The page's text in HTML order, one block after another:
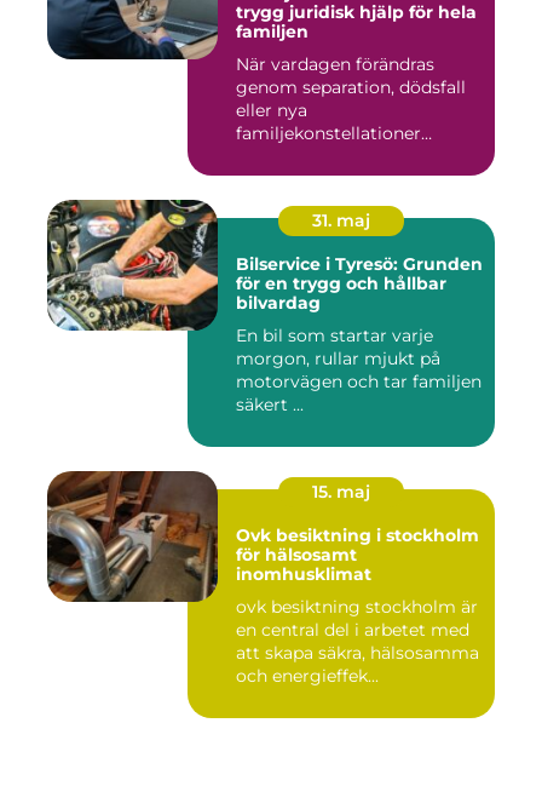
trygg juridisk hjälp för hela
familjen
När vardagen förändras
genom separation, dödsfall
eller nya
familjekonstellationer
31. maj
Bilservice i Tyresö: Grunden
för en trygg och hållbar
bilvardag
En bil som startar varje
morgon, rullar mjukt på
motorvägen och tar familjen
säkert ...
15. maj
Ovk besiktning i stockholm
för hälsosamt
inomhusklimat
ovk besiktning stockholm är
en central del i arbetet med
att skapa säkra, hälsosamma
och energieffek...